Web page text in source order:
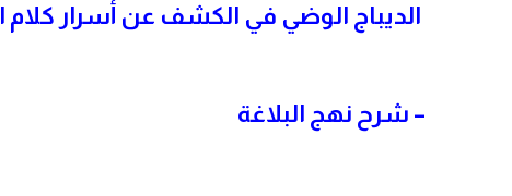
الديباج الوضي في الكشف عن أسرار كلام
– شرح نهج البلاغة